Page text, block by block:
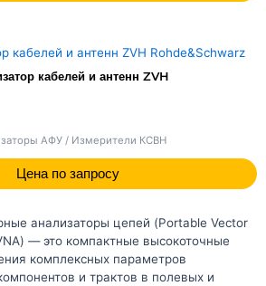
Цена по запросу
АФУ / Измерители КСВН
кабелей и антенн ZVH
анализаторы цепей (Portable Vector
— это компактные высокоточные
комплексных параметров
и трактов в полевых и